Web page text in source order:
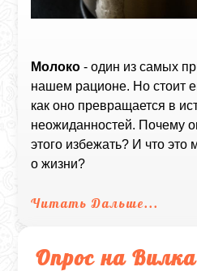
Молоко - один из самых
нашем рационе. Но стоит
как оно превращается в
неожиданностей. Почему
этого избежать? И что это
о жизни?
Читать Дальше...
Опрос на Вилка